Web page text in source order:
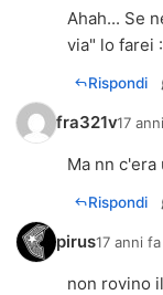
Ahah... Se
via" lo farei
Rispondi
fra321v17
Ma nn
Rispondi
pirus17 anni fa
non rovino